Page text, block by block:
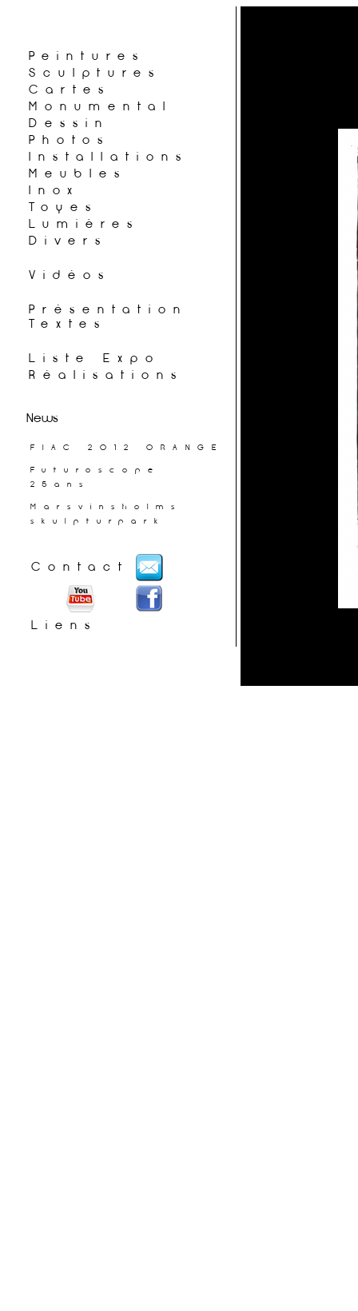
Peintures
Sculptures
Cartes
Monumental
Dessin
Photos
Installations
Meubles
Inox
Toyes
Lumières
Divers
Vidéos
Présentation
Textes
Liste Expo
Réalisations
News
FIAC 2012 ORANGE
Futuroscope
25ans
Marsvinsholms
skulpturpark
Contact
Liens